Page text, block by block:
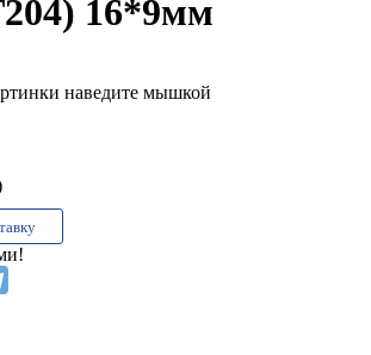
16*9мм
наведите мышкой